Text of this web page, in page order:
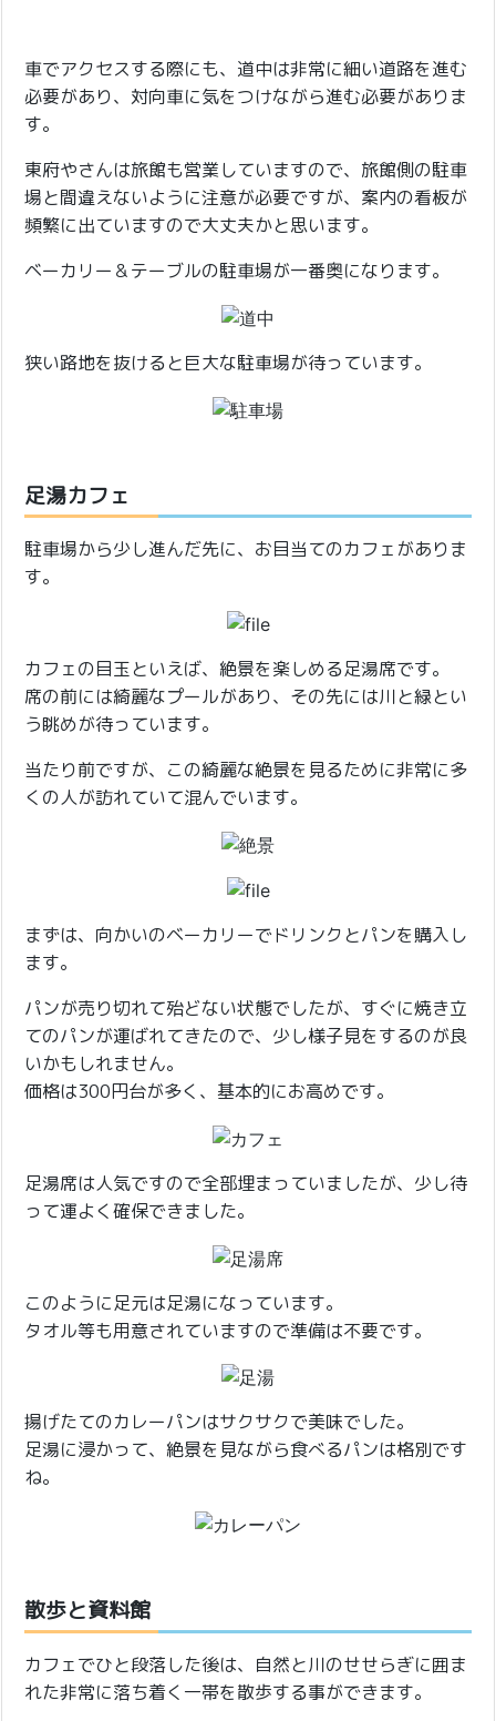
車でアクセスする際にも、道中は非常に細い道路を進む
必要があり、対向車に気をつけながら進む必要がありま
す。
東府やさんは旅館も営業していますので、旅館側の駐車
場と間違えないように注意が必要ですが、案内の看板が
頻繁に出ていますので大丈夫かと思います。
ベーカリー＆テーブルの駐車場が一番奥になります。
狭い路地を抜けると巨大な駐車場が待っています。
足湯カフェ
駐車場から少し進んだ先に、お目当てのカフェがありま
す。
カフェの目玉といえば、絶景を楽しめる足湯席です。
席の前には綺麗なプールがあり、その先には川と緑とい
う眺めが待っています。
当たり前ですが、この綺麗な絶景を見るために非常に多
くの人が訪れていて混んでいます。
まずは、向かいのベーカリーでドリンクとパンを購入し
ます。
パンが売り切れて殆どない状態でしたが、すぐに焼き立
てのパンが運ばれてきたので、少し様子見をするのが良
いかもしれません。
価格は300円台が多く、基本的にお高めです。
足湯席は人気ですので全部埋まっていましたが、少し待
って運よく確保できました。
このように足元は足湯になっています。
タオル等も用意されていますので準備は不要です。
揚げたてのカレーパンはサクサクで美味でした。
足湯に浸かって、絶景を見ながら食べるパンは格別です
ね。
散歩と資料館
カフェでひと段落した後は、自然と川のせせらぎに囲ま
れた非常に落ち着く一帯を散歩する事ができます。